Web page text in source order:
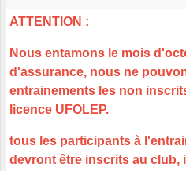
ATTENTION :
Nous entamons le mois
d'assurance, nous ne
entrainements les non
licence UFOLEP.
tous les participants à
devront être inscrits au